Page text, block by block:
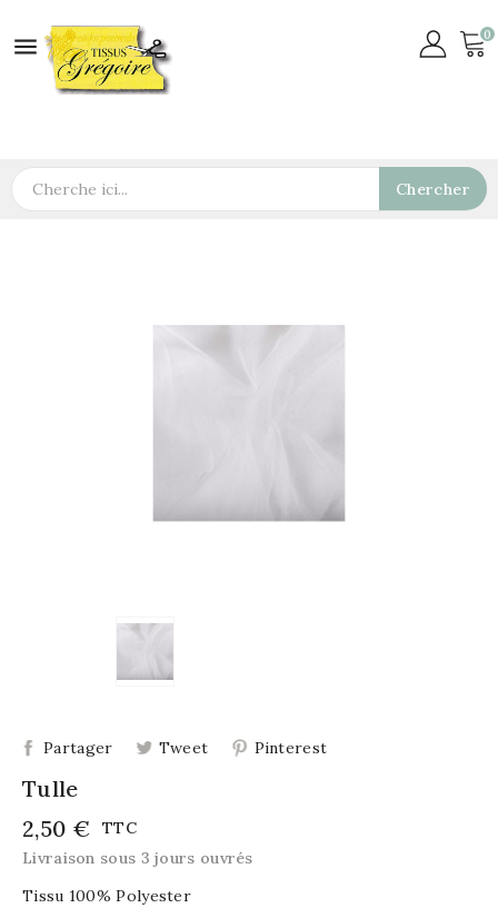
 0
Chercher
Partager Tweet Pinterest
Tulle
2,50 €
TTC
Livraison sous 3 jours ouvrés
Tissu 100% Polyester